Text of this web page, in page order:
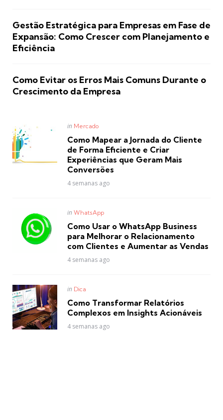
Gestão Estratégica para Empresas em Fase de
Expansão: Como Crescer com Planejamento e
Eficiência
Como Evitar os Erros Mais Comuns Durante o
Crescimento da Empresa
Posted
in Mercado
Como Mapear a Jornada do Cliente
de Forma Eficiente e Criar
Experiências que Geram Mais
Conversões
4 semanas ago
Posted
in WhatsApp
Como Usar o WhatsApp Business
para Melhorar o Relacionamento
com Clientes e Aumentar as Vendas
4 semanas ago
Posted
in Dica
Como Transformar Relatórios
Complexos em Insights Acionáveis
4 semanas ago